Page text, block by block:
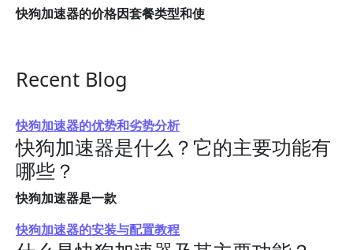
快狗加速器的价格因套餐类型和使
Recent Blog
快狗加速器的优势和劣势分析
快狗加速器是什么？它的主要功能有
哪些？
快狗加速器是一款
快狗加速器的安装与配置教程